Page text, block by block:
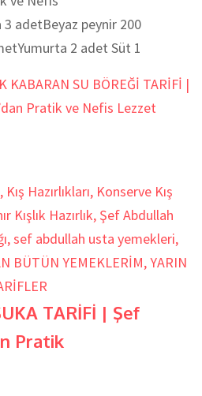
adetBeyaz peynir 200
2 adet Süt 1
KABARAN SU BÖREĞİ TARİFİ |
Pratik ve Nefis Lezzet
, Kış Hazırlıkları, Konserve Kış
Kışlık Hazırlık, Şef Abdullah
,sef abdullah usta yemekleri,
BÜTÜN YEMEKLERİM,YARIN
TARİFİ | Şef
Pratik